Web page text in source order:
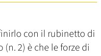
con il rubinetto di
2) è che le forze di